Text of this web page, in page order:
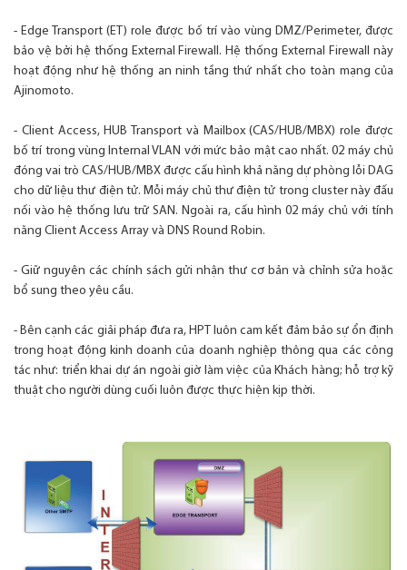
- Edge Transport (ET) role được bố trí vào vùng DMZ/Perimeter, được
bảo vệ bởi hệ thống External Firewall. Hệ thống External Firewall này
hoạt động như hệ thống an ninh tầng thứ nhất cho toàn mạng của
Ajinomoto.
- Client Access, HUB Transport và Mailbox (CAS/HUB/MBX) role được
bố trí trong vùng Internal VLAN với mức bảo mật cao nhất. 02 máy chủ
đóng vai trò CAS/HUB/MBX được cấu hình khả năng dự phòng lỗi DAG
cho dữ liệu thư điện tử. Mỗi máy chủ thư điện tử trong cluster này đấu
nối vào hệ thống lưu trữ SAN. Ngoài ra, cấu hình 02 máy chủ với tính
năng Client Access Array và DNS Round Robin.
- Giữ nguyên các chính sách gửi nhận thư cơ bản và chỉnh sửa hoặc
bổ sung theo yêu cầu.
- Bên cạnh các giải pháp đưa ra, HPT luôn cam kết đảm bảo sự ổn định
trong hoạt động kinh doanh của doanh nghiệp thông qua các công
tác như: triển khai dự án ngoài giờ làm việc của Khách hàng; hỗ trợ kỹ
thuật cho người dùng cuối luôn được thực hiện kịp thời.